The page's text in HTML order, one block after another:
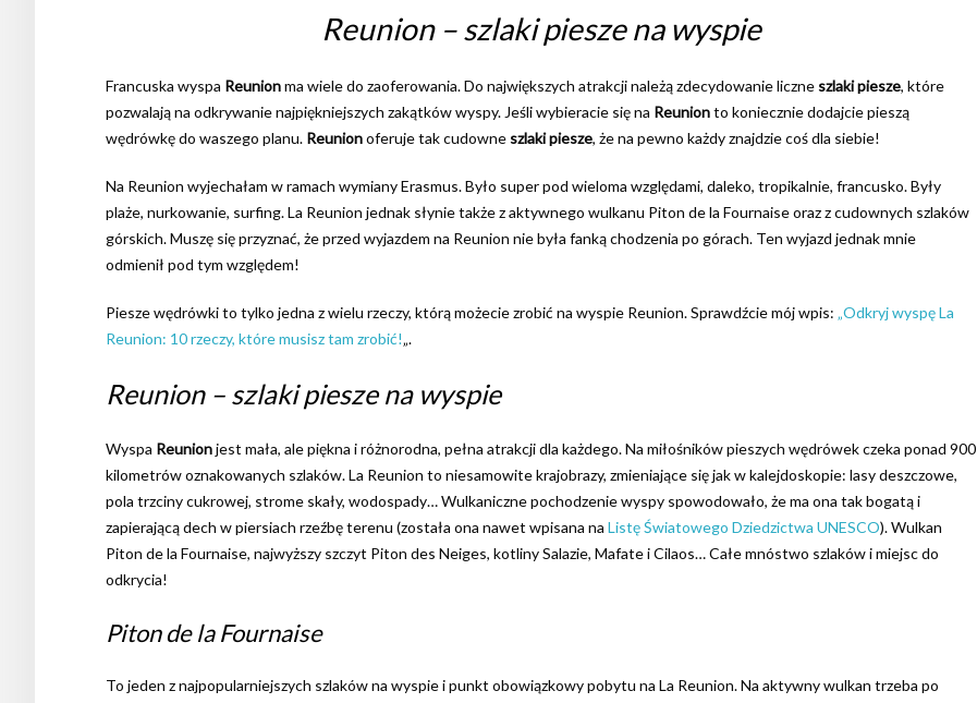
Reunion – szlaki piesze na wyspie
Francuska wyspa Reunionma wiele do zaoferowania. Do największych atrakcji należą zdecydowanie liczne szlaki piesze, które
pozwalają na odkrywanie najpiękniejszych zakątków wyspy. Jeśli wybieracie się na Reunionto koniecznie dodajcie pieszą
wędrówkę do waszego planu. Reunionoferuje tak cudowne szlaki piesze, że na pewno każdy znajdzie coś dla siebie!
Na Reunion wyjechałam w ramach wymiany Erasmus. Było super pod wieloma względami, daleko, tropikalnie, francusko. Były
plaże, nurkowanie, surfing. La Reunion jednak słynie także z aktywnego wulkanu Piton de la Fournaise oraz z cudownych szlaków
górskich. Muszę się przyznać, że przed wyjazdem na Reunion nie była fanką chodzenia po górach. Ten wyjazd jednak mnie
odmienił pod tym względem!
Piesze wędrówki to tylko jedna z wielu rzeczy, którą możecie zrobić na wyspie Reunion. Sprawdźcie mój wpis: „Odkryj wyspę La
Reunion: 10 rzeczy, które musisz tam zrobić!„.
Reunion – szlaki piesze na wyspie
Wyspa Reunionjest mała, ale piękna i różnorodna, pełna atrakcji dla każdego. Na miłośników pieszych wędrówek czeka ponad 900
kilometrów oznakowanych szlaków. La Reunion to niesamowite krajobrazy, zmieniające się jak w kalejdoskopie: lasy deszczowe,
pola trzciny cukrowej, strome skały, wodospady… Wulkaniczne pochodzenie wyspy spowodowało, że ma ona tak bogatą i
zapierającą dech w piersiach rzeźbę terenu (została ona nawet wpisana na Listę Światowego Dziedzictwa UNESCO). Wulkan
Piton de la Fournaise, najwyższy szczyt Piton des Neiges, kotliny Salazie, Mafate i Cilaos… Całe mnóstwo szlaków i miejsc do
odkrycia!
Piton de la Fournaise
To jeden z najpopularniejszych szlaków na wyspie i punkt obowiązkowy pobytu na La Reunion. Na aktywny wulkan trzeba po